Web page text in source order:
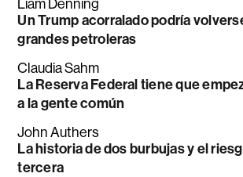
Liam Denning
Un Trump acorralado podría
grandes petroleras
Claudia Sahm
La Reserva Federal tiene que
a la gente común
John Authers
La historia de dos burbujas y el
tercera